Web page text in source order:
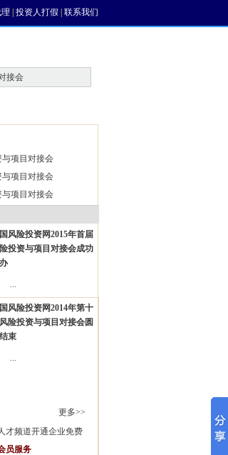
投资人打假 联系我们
接会
与项目对接会
与项目对接会
与项目对接会
风险投资网2015年首届
投资与项目对接会成功
风险投资网2014年第十
险投资与项目对接会圆
束
更多>>
才频道开通企业免费
员服务